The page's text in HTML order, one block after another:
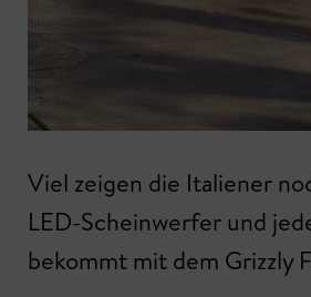
Viel zeigen die Italiener
LED-Scheinwerfer und
bekommt mit dem Grizzly